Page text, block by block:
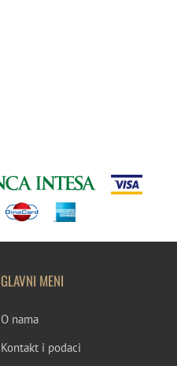
GLAVNI MENI
O nama
Kontakt i podaci